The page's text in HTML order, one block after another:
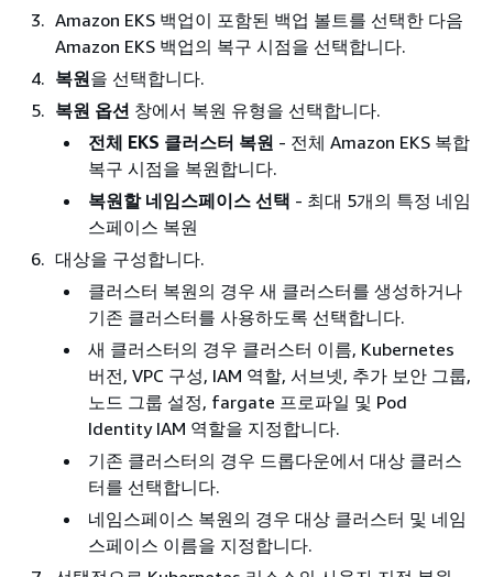
Amazon EKS 백업이 포함된 백업 볼트를 선택한 다음
Amazon EKS 백업의 복구 시점을 선택합니다.
복원을 선택합니다.
복원 옵션 창에서 복원 유형을 선택합니다.
전체 EKS 클러스터 복원 - 전체 Amazon EKS 복합
복구 시점을 복원합니다.
복원할 네임스페이스 선택 - 최대 5개의 특정 네임
스페이스 복원
대상을 구성합니다.
클러스터 복원의 경우 새 클러스터를 생성하거나
기존 클러스터를 사용하도록 선택합니다.
새 클러스터의 경우 클러스터 이름, Kubernetes
버전, VPC 구성, IAM 역할, 서브넷, 추가 보안 그룹,
노드 그룹 설정, fargate 프로파일 및 Pod
Identity IAM 역할을 지정합니다.
기존 클러스터의 경우 드롭다운에서 대상 클러스
터를 선택합니다.
네임스페이스 복원의 경우 대상 클러스터 및 네임
스페이스 이름을 지정합니다.